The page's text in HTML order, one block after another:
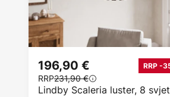
Lindby Scaleria luster, 8
196,90 € RRP -
RRP231,90 €